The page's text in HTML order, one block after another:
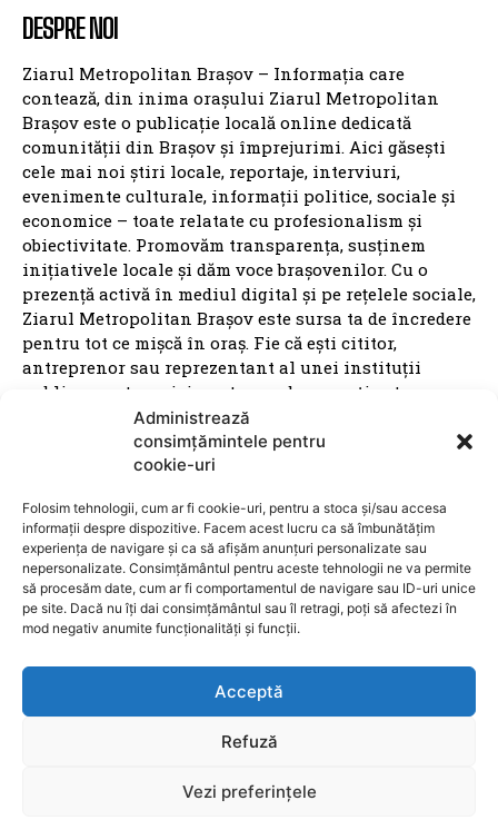
Administrează
consimțămintele pentru
cookie-uri
Folosim tehnologii, cum ar fi cookie-uri, pentru a stoca și/sau accesa
informații despre dispozitive. Facem acest lucru ca să îmbunătățim
experiența de navigare și ca să afișăm anunțuri personalizate sau
nepersonalizate. Consimțământul pentru aceste tehnologii ne va permite
să procesăm date, cum ar fi comportamentul de navigare sau ID-uri unice
pe site. Dacă nu îți dai consimțământul sau îl retragi, poți să afectezi în
mod negativ anumite funcționalități și funcții.
Acceptă
Refuză
Vezi preferințele
DESPRE NOI
Ziarul Metropolitan Brașov – Informația care
contează, din inima orașului Ziarul Metropolitan
Brașov este o publicație locală online dedicată
comunității din Brașov și împrejurimi. Aici găsești
cele mai noi știri locale, reportaje, interviuri,
evenimente culturale, informații politice, sociale și
economice – toate relatate cu profesionalism și
obiectivitate. Promovăm transparența, susținem
inițiativele locale și dăm voce brașovenilor. Cu o
prezență activă în mediul digital și pe rețelele sociale,
Ziarul Metropolitan Brașov este sursa ta de încredere
pentru tot ce mișcă în oraș. Fie că ești cititor,
antreprenor sau reprezentant al unei instituții
publice, suntem aici pentru a aduce conținut
relevant, rapid și corect. Ziarul Metropolitan Brașov –
știri locale, pentru oameni locali.
ARTICOLE
Apartament modern cu 2 camere și dressing de
vânzare în Brașov
7 august 2026
VIDEO. Șeful CJ Prahova: „Finalizarea Centurii